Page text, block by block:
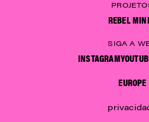
REBEL
SIGA A
INSTAGRAM
EUROPE